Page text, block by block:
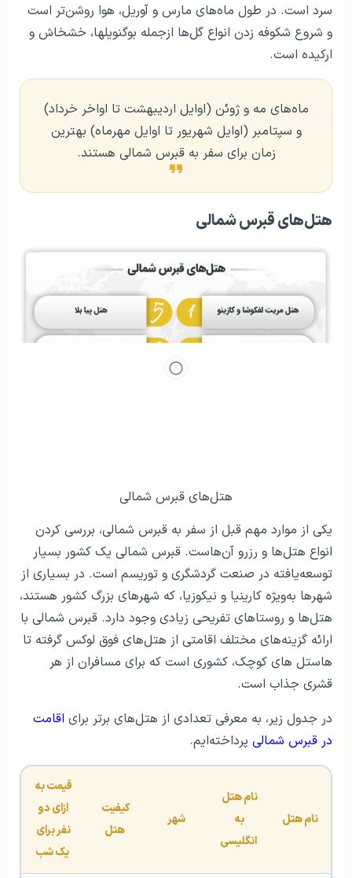
سرد است. در طول ماه‌های مارس و آوریل، هوا روشن‌تر است
و شروع شکوفه زدن انواع گل‌ها ازجمله بوگنویلها، خشخاش و
ارکیده است.
ماه‌های مه و ژوئن (اوایل اردیبهشت تا اواخر خرداد)
و سپتامبر (اوایل شهریور تا اوایل مهرماه) بهترین
زمان برای سفر به قبرس شمالی هستند.
هتل‌های قبرس شمالی
هتل‌های قبرس شمالی
یکی از موارد مهم قبل از سفر به قبرس شمالی، بررسی کردن
انواع هتل‌ها و رزرو آن‌هاست. قبرس شمالی یک کشور بسیار
توسعه‌یافته در صنعت گردشگری و توریسم است. در بسیاری از
شهرها به‌ویژه کارینیا و نیکوزیا، که شهرهای بزرگ کشور هستند،
هتل‌ها و روستاهای تفریحی زیادی وجود دارد. قبرس شمالی با
ارائه گزینه‌های مختلف اقامتی از هتل‌های فوق لوکس گرفته تا
هاستل های کوچک، کشوری است که برای مسافران از هر
قشری جذاب است.
در جدول زیر، به معرفی تعدادی از هتل‌های برتر برای اقامت
در قبرس شمالی پرداخته‌ایم.
نام هتل
انگلیسی
شهر
هتل
یک شب